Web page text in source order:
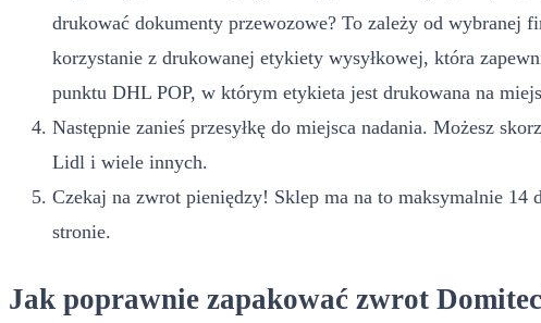
drukować dokumenty przewozowe? To zależy od wybranej
korzystanie z drukowanej etykiety wysyłkowej, która
punktu DHL POP, w którym etykieta jest drukowana na
Następnie zanieś przesyłkę do miejsca nadania. Możesz
Lidl i wiele innych.
Czekaj na zwrot pieniędzy! Sklep ma na to maksymalnie
stronie.
Jak poprawnie zapakować zwrot